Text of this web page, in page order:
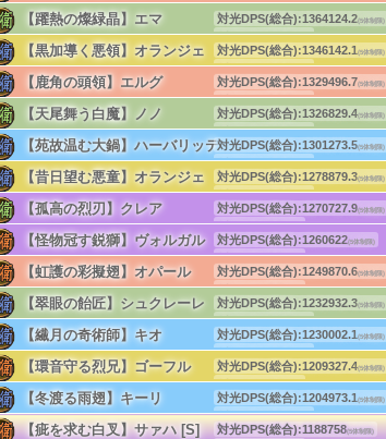
リーチ:135
単体DPS:3671.4
【躍熱の燦緑晶】エマ 対光DPS(総合):1364124.2(5体制限)
リーチ:130
単体DPS:3603.6
【黒加導く悪領】オランジェ 対光DPS(総合):1346142.1 (5体制限)
リーチ:165
単体DPS:2577.5
【鹿角の頭領】エルグ 対光DPS(総合):1329496.7(5体制限)
リーチ:165
単体DPS:3394.2
【天尾舞う白魔】ノノ 対光DPS(総合):1326829.4(5体制限)
リーチ:135
単体DPS:3034.9
【苑故温む大鍋】ハーバリッテ対光DPS(総合):1301273.5(5体制限)
リーチ:180
単体DPS:5051.2
【昔日望む悪童】オランジェ 対光DPS(総合):1278879.3(5体制限)
リーチ:165
単体DPS:2448.7
【孤高の烈刃】クレア 対光DPS(総合):1270727.9(5体制限)
リーチ:65
単体DPS:4597.9
【怪物冠す鋭獅】ヴォルガル 対光DPS(総合):1260622(5体制限)
リーチ:15
単体DPS:2385.8
【虹護の彩擬翅】オパール 対光DPS(総合):1249870.6(5体制限)
リーチ:35
単体DPS:3684.3
【翠眼の飴匠】シュクレーレ 対光DPS(総合):1232932.3(5体制限)
リーチ:160
単体DPS:3219
【繊月の奇術師】キオ 対光DPS(総合):1230002.1(5体制限)
リーチ:170
単体DPS:3249.3
【環音守る烈兄】ゴーフル 対光DPS(総合):1209327.4(5体制限)
リーチ:20
単体DPS:2782.4
【冬渡る雨翅】キーリ 対光DPS(総合):1204973.1(5体制限)
リーチ:155
【疵を求む白叉】サァハ [S] 対光DPS(総合):1188758(5体制限)